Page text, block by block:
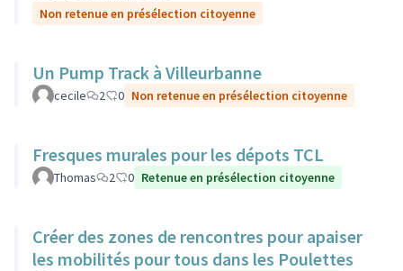
Non retenue en présélection citoyenne
Un Pump Track à Villeurbanne
cecile 2 0 Non retenue en présélection citoyenne
Fresques murales pour les dépots TCL
Thomas 2 0 Retenue en présélection citoyenne
Créer des zones de rencontres pour apaiser
les mobilités pour tous dans les Poulettes